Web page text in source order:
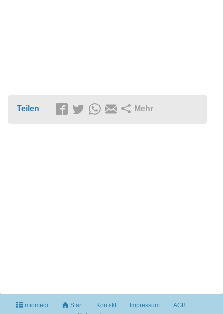
Teilen Mehr
miomedi Start Kontakt Impressum
AGB